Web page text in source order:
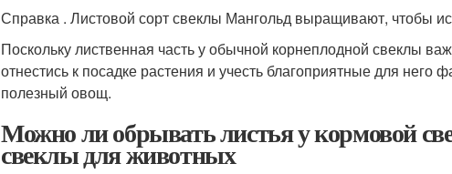
Справка . Листовой сорт свеклы Мангольд выращивают, чтобы
Поскольку лиственная часть у обычной корнеплодной свеклы
отнестись к посадке растения и учесть благоприятные для него
полезный овощ.
Можно ли обрывать листья у кормовой
свеклы для животных